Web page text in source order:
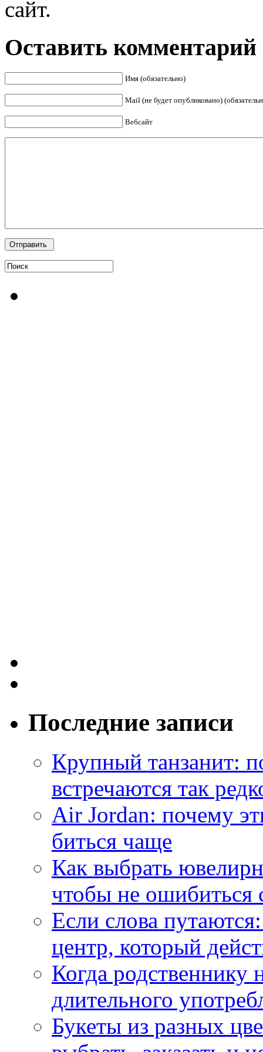
сайт.
Оставить комментарий
Имя (обязательно)
Mail (не будет опубликовано)
Вебсайт
Последние записи
Крупный танзанит:
встречаются так
Air Jordan: почему
биться чаще
Как выбрать
чтобы не ошибиться
Если слова
центр, который
Когда
длительного
Букеты из разных